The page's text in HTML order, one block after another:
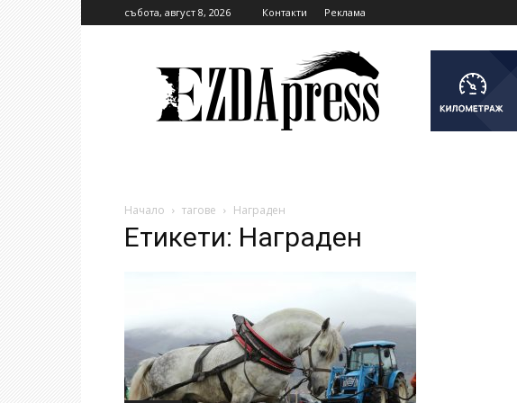
събота, август 8, 2026 Контакти Реклама
Начало тагове Награден
Етикети: Награден